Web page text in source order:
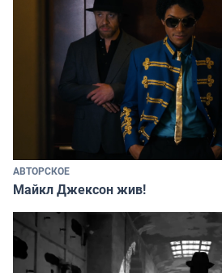
АВТОРСКОЕ
Майкл Джексон жив!